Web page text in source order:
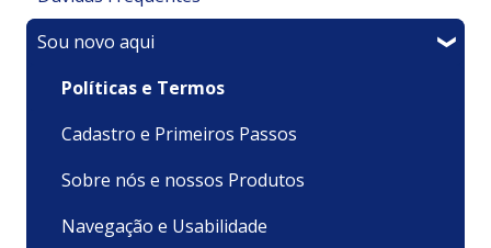
Financeiro
Meu produto é um Evento
Sou um afiliado
Assinaturas e Clubes de Assinatura
Minha Página de Vendas
Pagamentos e Faturamento
Minha Conta
Recursos
Minhas Compras/ Acesso
Pagamento
Minha conta e cadastro
Cadastrando meu Produto/ Serviço
Reembolso e Cancelamento
Como vou receber/ acessar
Sou novo aqui
Políticas e Termos
Cadastro e Primeiros Passos
Sobre nós e nossos Produtos
Navegação e Usabilidade